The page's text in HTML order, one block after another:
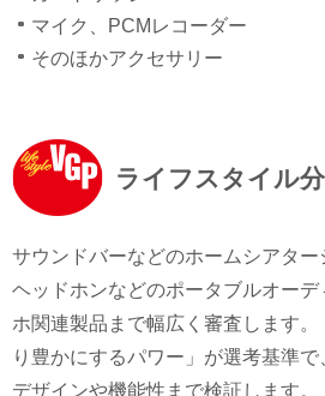
マイク、PCMレコーダー
そのほかアクセサリー
ライフスタイル
サウンドバーなどのホームシアタ
ヘッドホンなどのポータブルオー
ホ関連製品まで幅広く審査します。
り豊かにするパワー」が選考基準
デザインや機能性まで検証します。